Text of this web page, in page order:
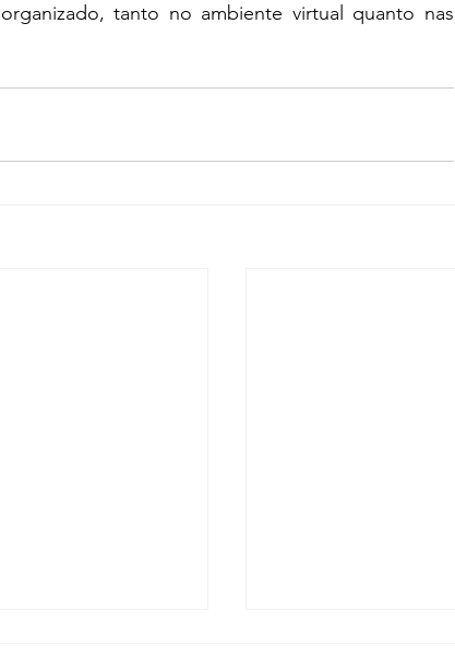
tanto no ambiente virtual quanto nas